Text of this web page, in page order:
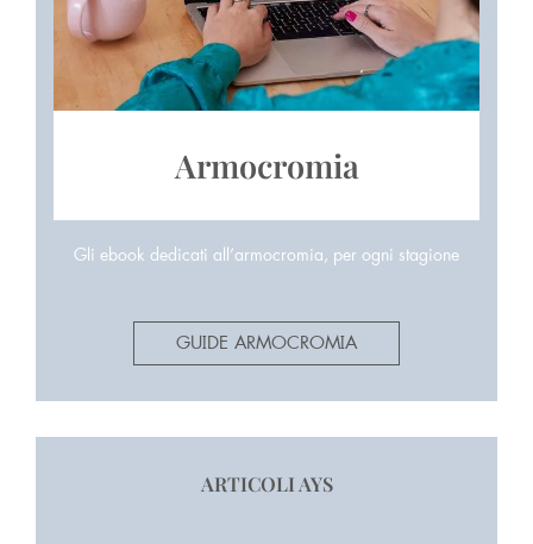
Armocromia
Gli ebook dedicati all’armocromia, per ogni stagione
GUIDE ARMOCROMIA
ARTICOLI AYS